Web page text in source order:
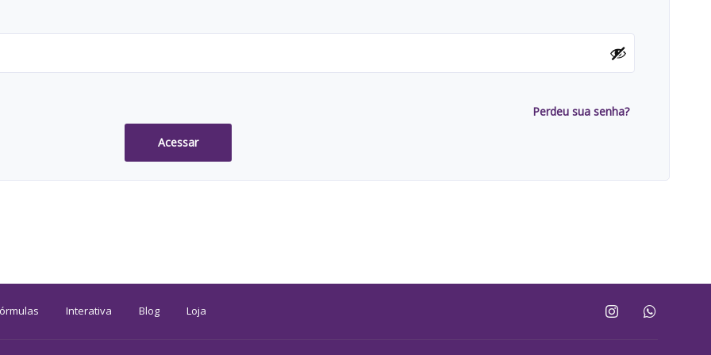
Acessar
Perdeu sua senha?
Interativa Blog Loja